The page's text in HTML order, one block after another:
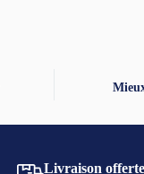
Livraison offerte